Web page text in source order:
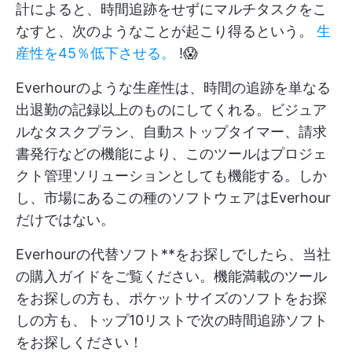
計によると、時間追跡をせずにマルチタスクをこ
なすと、次のようなことが起こり得るという。 生
産性を45％低下させる。
!😱
Everhourのような生産性は、時間の追跡を単なる
出退勤の記録以上のものにしてくれる。ビジュア
ルなタスクプラン、自動ストップタイマー、請求
書発行などの機能により、このツールはプロジェ
クト管理ソリューションとしても機能する。しか
し、市場にあるこの種のソフトウェアはEverhour
だけではない。
Everhourの代替ソフト**をお探しでしたら、当社
の購入ガイドをご覧ください。機能満載のツール
をお探しの方も、ポケットサイズのソフトをお探
しの方も、トップ10リストで次の時間追跡ソフト
をお探しください！